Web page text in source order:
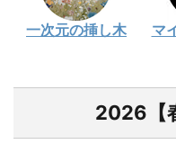
一次元の挿し木
マ
2026【